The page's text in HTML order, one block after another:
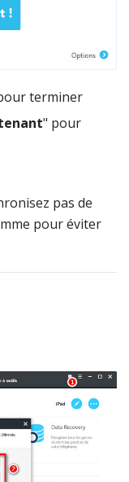
terminer
" pour
pas de
pour éviter